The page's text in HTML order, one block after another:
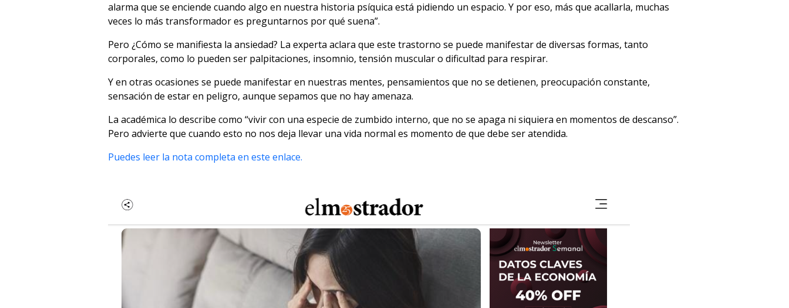
alarma que se enciende cuando algo en nuestra historia psíquica está pidiendo un espacio. Y por eso, más que acallarla, muchas
veces lo más transformador es preguntarnos por qué suena”.
Pero ¿Cómo se manifiesta la ansiedad? La experta aclara que este trastorno se puede manifestar de diversas formas, tanto
corporales, como lo pueden ser palpitaciones, insomnio, tensión muscular o dificultad para respirar.
Y en otras ocasiones se puede manifestar en nuestras mentes, pensamientos que no se detienen, preocupación constante,
sensación de estar en peligro, aunque sepamos que no hay amenaza.
La académica lo describe como “vivir con una especie de zumbido interno, que no se apaga ni siquiera en momentos de descanso”.
Pero advierte que cuando esto no nos deja llevar una vida normal es momento de que debe ser atendida.
Puedes leer la nota completa en este enlace.